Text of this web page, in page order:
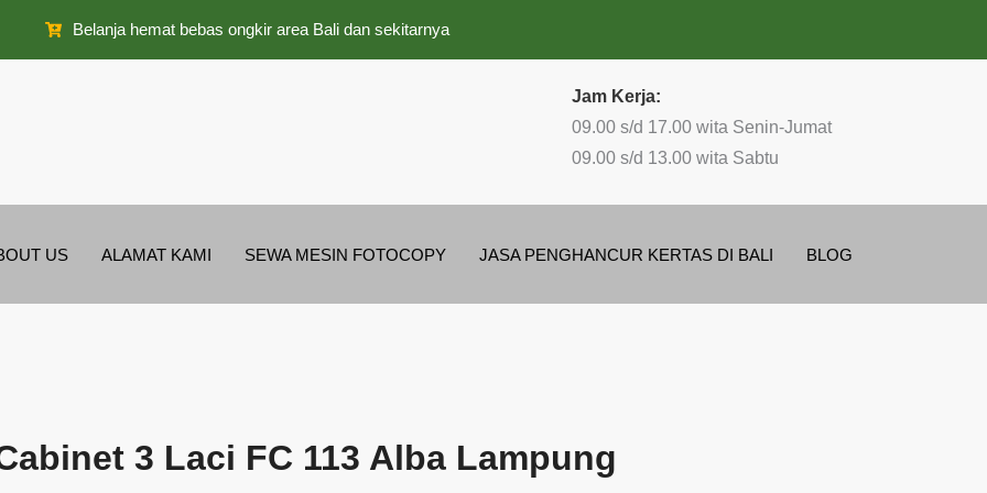
Belanja hemat bebas ongkir area Bali dan sekitarnya
Jam Kerja:
09.00 s/d 17.00 wita Senin-Jumat
09.00 s/d 13.00 wita Sabtu
US ALAMAT KAMI SEWA MESIN FOTOCOPY JASA PENGHANCUR KERTAS DI BALI BLOG
3 Laci FC 113 Alba Lampung